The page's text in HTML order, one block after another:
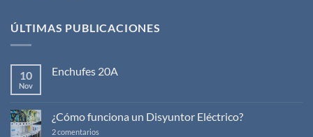
ÚLTIMAS PUBLICACIONES
10
Nov
Enchufes 20A
en
Enchufes
20A
¿Cómo funciona un Disyuntor Eléctrico?
2 comentarios